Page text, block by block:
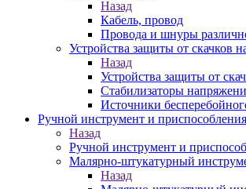
Назад
Кабель, провод
Провода и шнуры
Устройства защиты от скачков
Назад
Устройства защиты от
Стабилизаторы
Источники
Ручной инструмент и приспособления
Назад
Ручной инструмент и
Малярно-штукатурный
Назад